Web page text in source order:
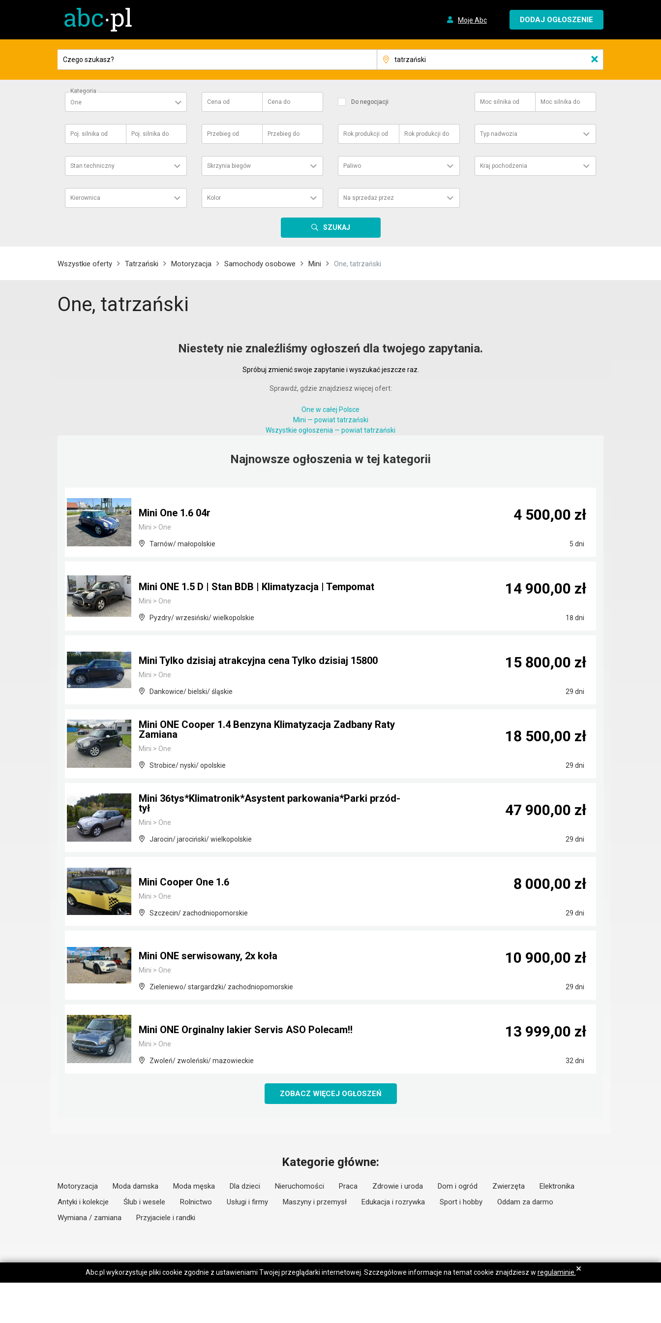
Moje Abc DODAJ OGŁOSZENIE
×
Kategoria
One
Cena od Cena do Do negocjacji Moc silnika od Moc silnika do
Poj. silnika od Poj. silnika do Przebieg od Przebieg do Rok produkcji od Rok produkcji do Typ nadwozia
Stan techniczny Skrzynia biegów Paliwo Kraj pochodzenia
Kierownica Kolor Na sprzedaż przez
SZUKAJ
Wszystkie oferty Tatrzański Motoryzacja Samochody osobowe Mini One, tatrzański
One, tatrzański
Niestety nie znaleźliśmy ogłoszeń dla twojego zapytania.
Spróbuj zmienić swoje zapytanie i wyszukać jeszcze raz.
Sprawdź, gdzie znajdziesz więcej ofert:
One w całej Polsce
Mini — powiat tatrzański
Wszystkie ogłoszenia — powiat tatrzański
Najnowsze ogłoszenia w tej kategorii
Mini One 1.6 04r
Mini > One
Tarnów/ małopolskie 5 dni
4 500,00 zł
Mini ONE 1.5 D | Stan BDB | Klimatyzacja | Tempomat
Mini > One
Pyzdry/ wrzesiński/ wielkopolskie 18 dni
14 900,00 zł
Mini Tylko dzisiaj atrakcyjna cena Tylko dzisiaj 15800
Mini > One
Dankowice/ bielski/ śląskie 29 dni
15 800,00 zł
Mini ONE Cooper 1.4 Benzyna Klimatyzacja Zadbany Raty
Zamiana
Mini > One
Strobice/ nyski/ opolskie 29 dni
18 500,00 zł
Mini 36tys*Klimatronik*Asystent parkowania*Parki przód-
tył
Mini > One
Jarocin/ jarociński/ wielkopolskie 29 dni
47 900,00 zł
Mini Cooper One 1.6
Mini > One
Szczecin/ zachodniopomorskie 29 dni
8 000,00 zł
Mini ONE serwisowany, 2x koła
Mini > One
Zieleniewo/ stargardzki/ zachodniopomorskie 29 dni
10 900,00 zł
Mini ONE Orginalny lakier Servis ASO Polecam!!
Mini > One
Zwoleń/ zwoleński/ mazowieckie 32 dni
13 999,00 zł
ZOBACZ WIĘCEJ OGŁOSZEŃ
Kategorie główne:
Motoryzacja Moda damska Moda męska Dla dzieci Nieruchomości Praca Zdrowie i uroda Dom i ogród Zwierzęta
Elektronika
Antyki i kolekcje
Ślub i wesele Rolnictwo Usługi i firmy Maszyny i przemysł Edukacja i rozrywka Sport i hobby
Oddam za darmo
Wymiana / zamiana
Przyjaciele i randki
Abc.pl wykorzystuje pliki cookie zgodnie z ustawieniami Twojej przeglądarki internetowej. Szczegółowe informacje na temat cookie znajdziesz w regulaminie. ×